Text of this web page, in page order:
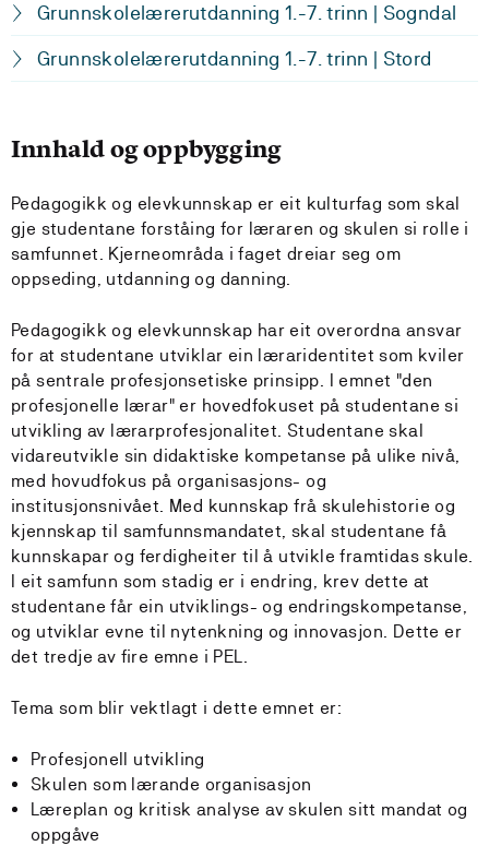
Grunnskolelærerutdanning 1.-7. trinn | Sogndal
Grunnskolelærerutdanning 1.-7. trinn | Stord
Innhald og oppbygging
Pedagogikk og elevkunnskap er eit kulturfag som skal
gje studentane forståing for læraren og skulen si rolle i
samfunnet. Kjerneområda i faget dreiar seg om
oppseding, utdanning og danning.
Pedagogikk og elevkunnskap har eit overordna ansvar
for at studentane utviklar ein læraridentitet som kviler
på sentrale profesjonsetiske prinsipp. I emnet "den
profesjonelle lærar" er hovedfokuset på studentane si
utvikling av lærarprofesjonalitet. Studentane skal
vidareutvikle sin didaktiske kompetanse på ulike nivå,
med hovudfokus på organisasjons- og
institusjonsnivået. Med kunnskap frå skulehistorie og
kjennskap til samfunnsmandatet, skal studentane få
kunnskapar og ferdigheiter til å utvikle framtidas skule.
I eit samfunn som stadig er i endring, krev dette at
studentane får ein utviklings- og endringskompetanse,
og utviklar evne til nytenkning og innovasjon. Dette er
det tredje av fire emne i PEL.
Tema som blir vektlagt i dette emnet er:
Profesjonell utvikling
Skulen som lærande organisasjon
Læreplan og kritisk analyse av skulen sitt mandat og
oppgåve